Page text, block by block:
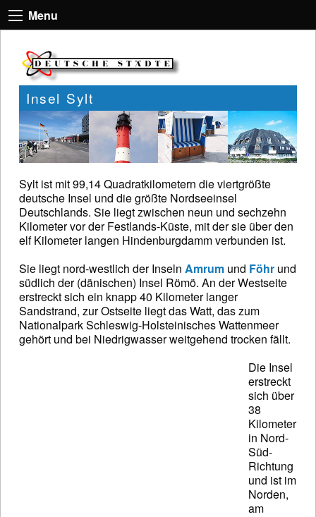
Menu
Insel Sylt
Sylt ist mit 99,14 Quadratkilometern die viertgrößte
deutsche Insel und die größte Nordseeinsel
Deutschlands. Sie liegt zwischen neun und sechzehn
Kilometer vor der Festlands-Küste, mit der sie über den
elf Kilometer langen Hindenburgdamm verbunden ist.
Sie liegt nord-westlich der Inseln Amrum und Föhr und
südlich der (dänischen) Insel Römö. An der Westseite
erstreckt sich ein knapp 40 Kilometer langer
Sandstrand, zur Ostseite liegt das Watt, das zum
Nationalpark Schleswig-Holsteinisches Wattenmeer
gehört und bei Niedrigwasser weitgehend trocken fällt.
Die Insel
erstreckt
sich über
38
Kilometer
in Nord-
Süd-
Richtung
und ist im
Norden,
am